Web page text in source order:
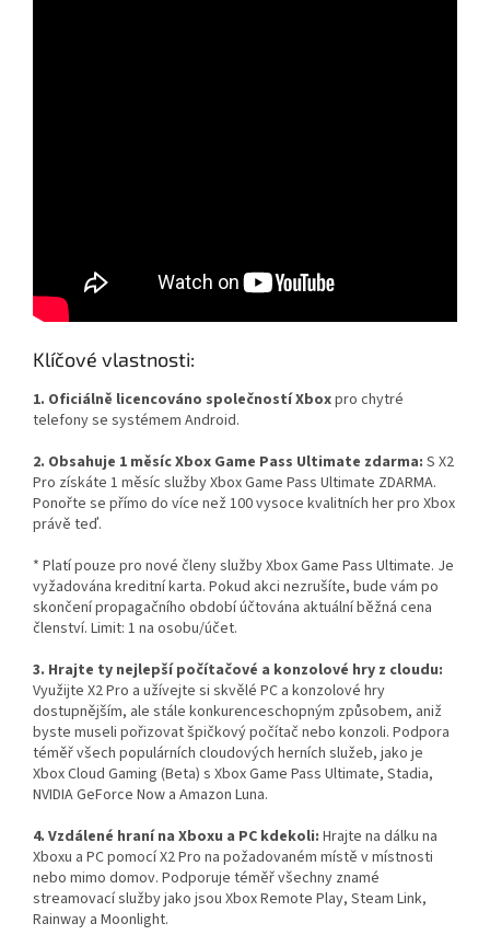
Klíčové vlastnosti:
1. Oficiálně licencováno společností Xboxpro chytré
telefony se systémem Android.
2. Obsahuje 1 měsíc Xbox Game Pass Ultimate zdarma: S X2
Pro získáte 1 měsíc služby Xbox Game Pass Ultimate ZDARMA.
Ponořte se přímo do více než 100 vysoce kvalitních her pro Xbox
právě teď.
* Platí pouze pro nové členy služby Xbox Game Pass Ultimate. Je
vyžadována kreditní karta. Pokud akci nezrušíte, bude vám po
skončení propagačního období účtována aktuální běžná cena
členství. Limit: 1 na osobu/účet.
3. Hrajte ty nejlepší počítačové a konzolové hry z cloudu:
Využijte X2 Pro a užívejte si skvělé PC a konzolové hry
dostupnějším, ale stále konkurenceschopným způsobem, aniž
byste museli pořizovat špičkový počítač nebo konzoli. Podpora
téměř všech populárních cloudových herních služeb, jako je
Xbox Cloud Gaming (Beta) s Xbox Game Pass Ultimate, Stadia,
NVIDIA GeForce Now a Amazon Luna.
4. Vzdálené hraní na Xboxu a PC kdekoli: Hrajte na dálku na
Xboxu a PC pomocí X2 Pro na požadovaném místě v místnosti
nebo mimo domov. Podporuje téměř všechny znamé
streamovací služby jako jsou Xbox Remote Play, Steam Link,
Rainway a Moonlight.